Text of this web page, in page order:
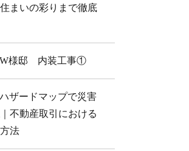
まいの彩りまで徹底
様邸 内装工事①
ザードマップで災害
不動産取引における
法